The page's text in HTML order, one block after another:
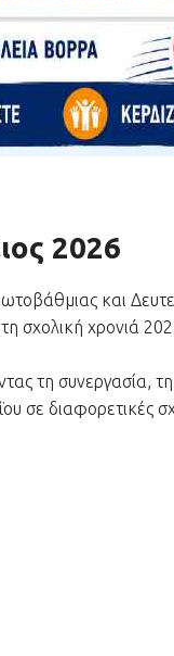
2026
και
σχολική χρονιά
τη συνεργασία,
διαφορετικές